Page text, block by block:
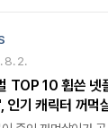
과 비경쟁부문에 초
니라, 흥행 역시 각각
만 명을 동원했다.
직장에서 두 감독을
진행한 적 있다. 나홍
8. 2.
TOP 10 휩쓴 넷
인기 캐릭터 꺼먹